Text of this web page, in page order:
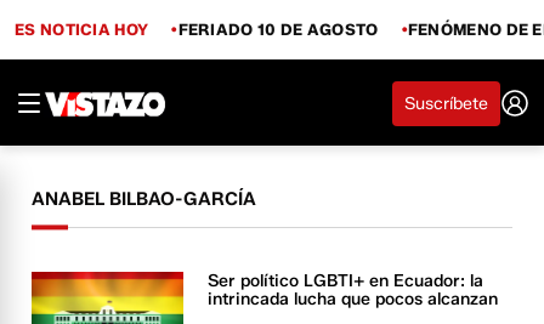
ES NOTICIA HOY FERIADO 10 DE AGOSTO FENÓMENO DE
Suscríbete
ANABEL BILBAO-GARCÍA
Ser político LGBTI+ en Ecuador: la
intrincada lucha que pocos alcanzan